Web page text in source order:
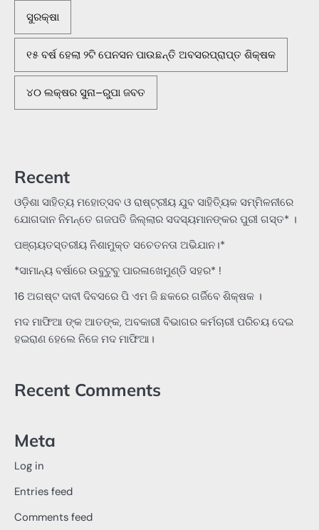
ସୁରକ୍ଷା
୧୫ ବର୍ଷ ହେଲା ୨ଟି ପେନସନ ପାଉଛନ୍ତି ଅବସରପ୍ରାପ୍ତ ଶିକ୍ଷକ
୪୦ ଲକ୍ଷର ସୁନା–ରୁପା ଜବତ
Recent
ଓଡ଼ିଶା ସାହିତ୍ୟ ମହୋତ୍ସବ ଓ ରାଷ୍ଟ୍ରୀୟ ଯୁବ ସାହିତ୍ୟିକ ସମ୍ମିଳନୀରେ
ଯୋଗଦାନ ନିମନ୍ତେ ଗଜପତି ଜିଲ୍ଲାର ସଦସ୍ୟମାନଙ୍କର ପୁରୀ ଗସ୍ତ* ।
ପଞ୍ଚାୟତସ୍ତରୀୟ ନିଶାମୁକ୍ତ ସଚେତନତା ଅଭିଯାନ।*
*ସାମାନ୍ୟ ବର୍ଷାରେ ଉବୁଟୁବୁ ପାରଳାଖେମୁଣ୍ଡି ସହର* !
16 ଅଗଷ୍ଟ ଦାବୀ ଦିବସରେ ପି ଏମ ଜି ଛକରେ ଗର୍ଜିବେ ଶିକ୍ଷକ ।
ମଦ ମାଫିଆ ଙ୍କ ଆତଙ୍କ, ଅବକାରୀ ବିଭାଗର କର୍ମଚାରୀ ପରିଚୟ ଦେଇ
ହଇରାଣ ହେଲେ ନିଜେ ମଦ ମାଫିଆ।
Recent Comments
Meta
Log in
Entries feed
Comments feed